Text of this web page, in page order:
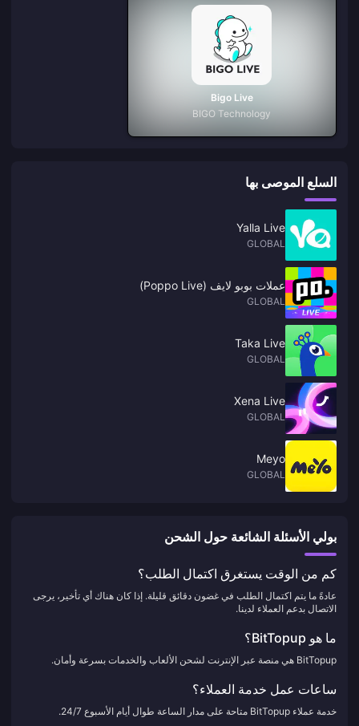
Bigo Live
BIGO Technology
السلع الموصى بها
Yalla Live
GLOBAL
عملات بوبو لايف (Poppo Live)
GLOBAL
Taka Live
GLOBAL
Xena Live
GLOBAL
Meyo
GLOBAL
بولي الأسئلة الشائعة حول الشحن
كم من الوقت يستغرق اكتمال الطلب؟
عادةً ما يتم اكتمال الطلب في غضون دقائق قليلة. إذا كان هناك أي تأخير، يرجى
الاتصال بدعم العملاء لدينا.
ما هو BitTopup؟
BitTopup هي منصة عبر الإنترنت لشحن الألعاب والخدمات بسرعة وأمان.
ساعات عمل خدمة العملاء؟
خدمة عملاء BitTopup متاحة على مدار الساعة طوال أيام الأسبوع 24/7.